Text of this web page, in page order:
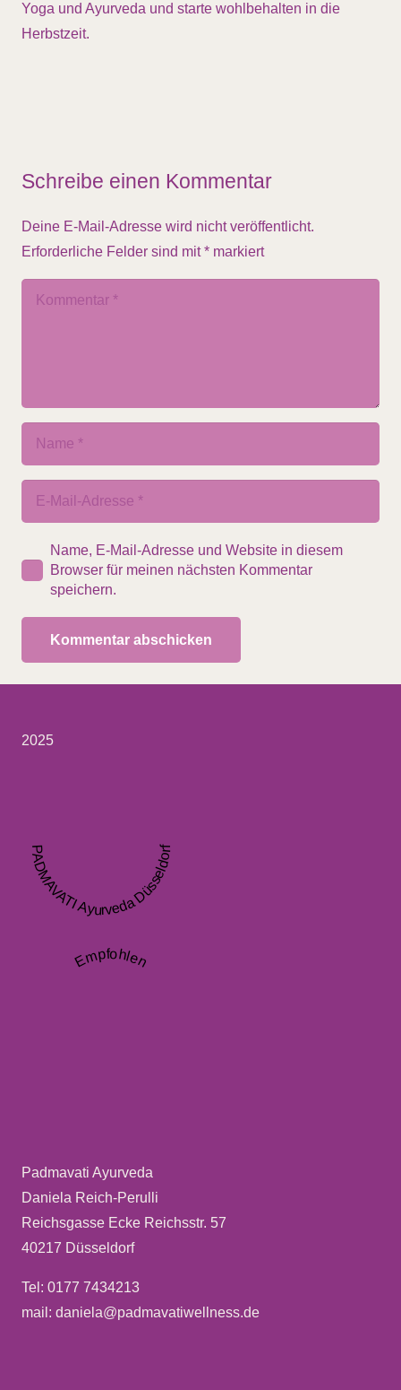
Yoga und Ayurveda und starte wohlbehalten in die
Herbstzeit.
Schreibe einen Kommentar
Deine E-Mail-Adresse wird nicht veröffentlicht.
Erforderliche Felder sind mit* markiert
Name, E-Mail-Adresse und Website in diesem
Browser für meinen nächsten Kommentar
speichern.
Kommentar abschicken
2025
PADMAVATI Ayurveda Düsseldorf
Empfohlen
Padmavati Ayurveda
Daniela Reich-Perulli
Reichsgasse Ecke Reichsstr. 57
40217 Düsseldorf
Tel: 0177 7434213
mail: daniela@padmavatiwellness.de